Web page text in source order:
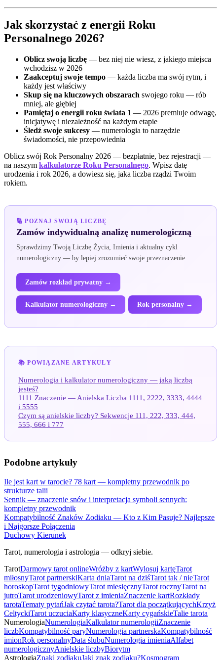
Jak skorzystać z energii Roku
Personalnego 2026?
Oblicz swoją liczbę — bez niej nie wiesz, z jakiego miejsca
wchodzisz w 2026
Zaakceptuj swoje tempo — każda liczba ma swój rytm, i
każdy jest właściwy
Skup się na kluczowych obszarach swojego roku — rób
mniej, ale głębiej
Pamiętaj o energii roku świata 1 — 2026 premiuje odwagę,
inicjatywę i niezależność na każdym etapie
Śledź swoje sukcesy — numerologia to narzędzie
świadomości, nie przepowiednia
Oblicz swój Rok Personalny 2026 — bezpłatnie, bez rejestracji —
na naszym kalkulatorze Roku Personalnego. Wpisz datę
urodzenia i rok 2026, a dowiesz się, jaka liczba rządzi Twoim
rokiem.
🔢 POZNAJ SWOJĄ LICZBĘ
Zamów indywidualną analizę numerologiczną
Sprawdzimy Twoją Liczbę Życia, Imienia i aktualny cykl
numerologiczny — by lepiej zrozumieć swoje przeznaczenie.
Zamów rozkład prywatny →
Kalkulator numerologiczny → Rok personalny →
📚 POWIĄZANE ARTYKUŁY
Numerologia i kalkulator numerologiczny — jaką liczbą
jesteś?
1111 Znaczenie — Anielska Liczba 1111, 2222, 3333, 4444
i 5555
Czym są anielskie liczby? Sekwencje 111, 222, 333, 444,
555, 666 i 777
Podobne artykuły
Ile jest kart w tarocie? 78 kart — kompletny przewodnik po
strukturze talii
Sennik — znaczenie snów i interpretacja symboli sennych:
kompletny przewodnik
Kompatybilność Znaków Zodiaku — Kto z Kim Pasuje? Najlepsze
i Najgorsze Połączenia
Duchowy Kierunek
Tarot, numerologia i astrologia — odkryj siebie.
TarotDarmowy tarot onlineWróżby z kartWylosuj kartęTarot
miłosnyTarot partnerskiKarta dniaTarot na dziśTarot tak / nieTarot
horoskopTarot tygodniowyTarot miesięcznyTarot rocznyTarot na
jutroTarot urodzeniowyTarot z imieniaZnaczenie kartRozkłady
tarotaTematy pytańJak czytać tarota?Tarot dla początkującychKrzyż
CeltyckiTarot uczuciaKarty klasyczneKarty cygańskieTalie tarota
NumerologiaNumerologiaKalkulator numerologiiZnaczenie
liczbKompatybilność paryNumerologia partnerskaKompatybilność
imionRok personalnyData ślubuNumerologia imieniaAlfabet
numerologicznyAnielskie liczbyBiorytm
AstrologiaZnaki zodiakuJaki znak zodiaku?Kosmogram